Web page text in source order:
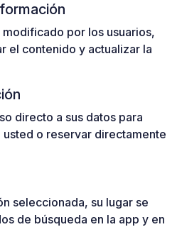
por los usuarios,
el contenido y actualizar la
directo a sus datos para
o reservar directamente
seleccionada, su lugar se
de búsqueda en la app y en